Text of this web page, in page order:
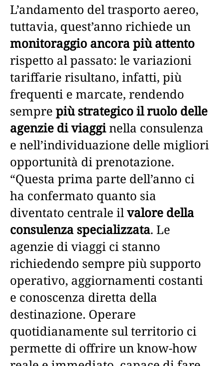
L’andamento del trasporto aereo,
tuttavia, quest’anno richiede un
monitoraggio ancora più attento
rispetto al passato: le variazioni
tariffarie risultano, infatti, più
frequenti e marcate, rendendo
sempre più strategico il ruolo delle
agenzie di viagginella consulenza
e nell’individuazione delle migliori
opportunità di prenotazione.
“Questa prima parte dell’anno ci
ha confermato quanto sia
diventato centrale ilvalore della
consulenza specializzata. Le
agenzie di viaggi ci stanno
richiedendo sempre più supporto
operativo, aggiornamenti costanti
e conoscenza diretta della
destinazione. Operare
quotidianamente sul territorio ci
permette di offrire un know-how